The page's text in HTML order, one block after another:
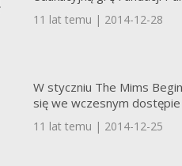
11 lat temu | 2014-12-28
W styczniu The Mims
się we wczesnym
11 lat temu | 2014-12-25